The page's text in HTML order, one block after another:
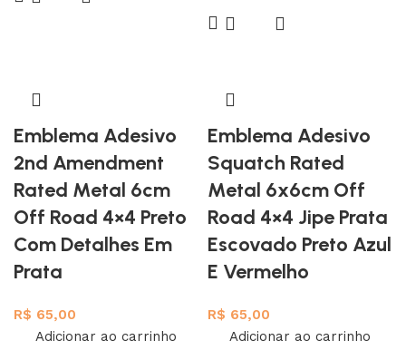
Emblema Adesivo
2nd Amendment
Rated Metal 6cm
Off Road 4×4 Preto
Com Detalhes Em
Prata
R$ 65,00
Adicionar ao carrinho
Emblema Adesivo
Squatch Rated
Metal 6x6cm Off
Road 4×4 Jipe Prata
Escovado Preto Azul
E Vermelho
R$ 65,00
Adicionar ao carrinho